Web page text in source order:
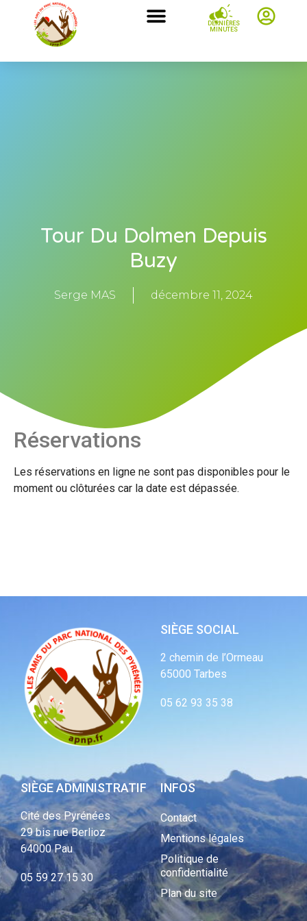
DERNIÈRES
MINUTES
Tour Du Dolmen Depuis
Buzy
Serge MAS décembre 11, 2024
Réservations
Les réservations en ligne ne sont pas disponibles pour le
moment ou clôturées car la date est dépassée.
SIÈGE SOCIAL
2 chemin de l’Ormeau
65000 Tarbes
05 62 93 35 38
SIÈGE ADMINISTRATIF
Cité des Pyrénées
29 bis rue Berlioz
64000 Pau
05 59 27 15 30
INFOS
Contact
Mentions légales
Politique de
confidentialité
Plan du site